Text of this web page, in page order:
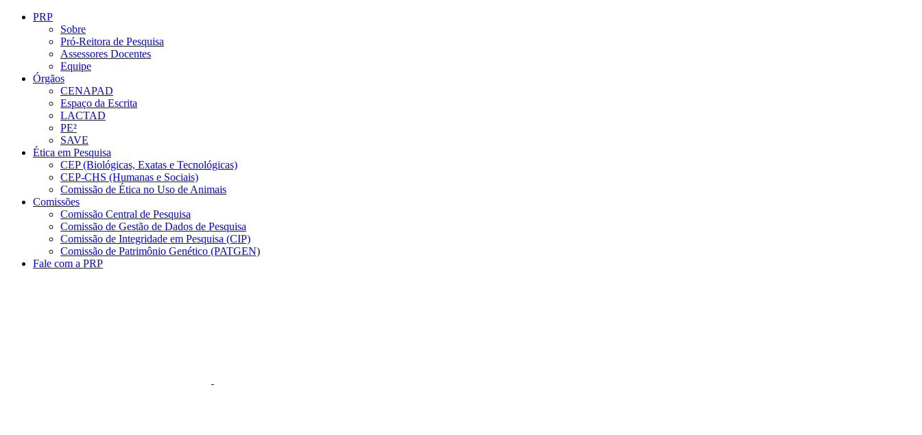
Conteúdo principal
PRP
Sobre
Pró-Reitora de Pesquisa
Assessores Docentes
Equipe
Órgãos
CENAPAD
Espaço da Escrita
LACTAD
PE²
SAVE
Ética em Pesquisa
CEP (Biológicas, Exatas e Tecnológicas)
CEP-CHS (Humanas e Sociais)
Comissão de Ética no Uso de Animais
Comissões
Comissão Central de Pesquisa
Comissão de Gestão de Dados de Pesquisa
Comissão de Integridade em Pesquisa (CIP)
Comissão de Patrimônio Genético (PATGEN)
Fale com a PRP